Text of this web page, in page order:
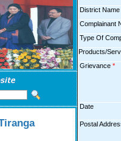
District Name
Complainant
Type Of
Products/
Grievance *
Date
Postal